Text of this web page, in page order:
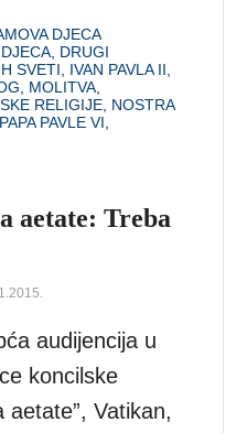
DJECA
, DRUGI
SVETI, IVAN PAVLA II,
, MOLITVA,
RELIGIJE, NOSTRA
PAPA PAVLE VI,
aetate: Treba
audijencija u
koncilske
aetate”, Vatikan,